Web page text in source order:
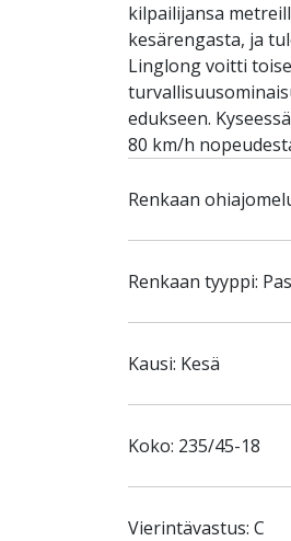
kilpailijansa
kesärengasta, ja
Linglong voitti
edukseen.
80 km/h
Renkaan
Renkaan tyyppi:
Kausi: Kesä
Koko: 235/45-18
Vierintävastus: C